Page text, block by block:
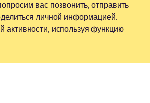
вас позвонить, отправить
личной информацией.
активности, используя функцию